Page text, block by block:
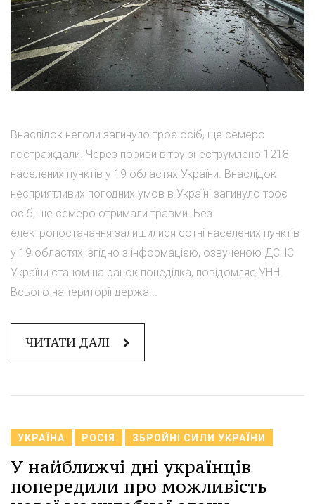
Внаслідок негоди загинуло троє осіб, ще семеро
постраждали. Через пориви вітру знеструмлено 1218
населених пунктів у 19 областях України. Внаслідок
несприятливих погодних умов в Україні загинуло троє
осіб, ще семеро отримали травми. Без
електропостачання залишилися сотні населених пунктів
у 19 областях, згідно з інформацією, озвученою ДСНС
України станом на ранок понеділка, повідомляє УНН.
Всього на території держа...
ЧИТАТИ ДАЛІ
УКРАЇНА РОСІЯ ЗБРОЙНІ СИЛИ УКРАЇНИ
У найближчі дні українців
попередили про можливість